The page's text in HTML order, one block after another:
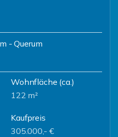
- Querum
Wohnfläche (ca.)
122 m²
Kaufpreis
305.000,- €